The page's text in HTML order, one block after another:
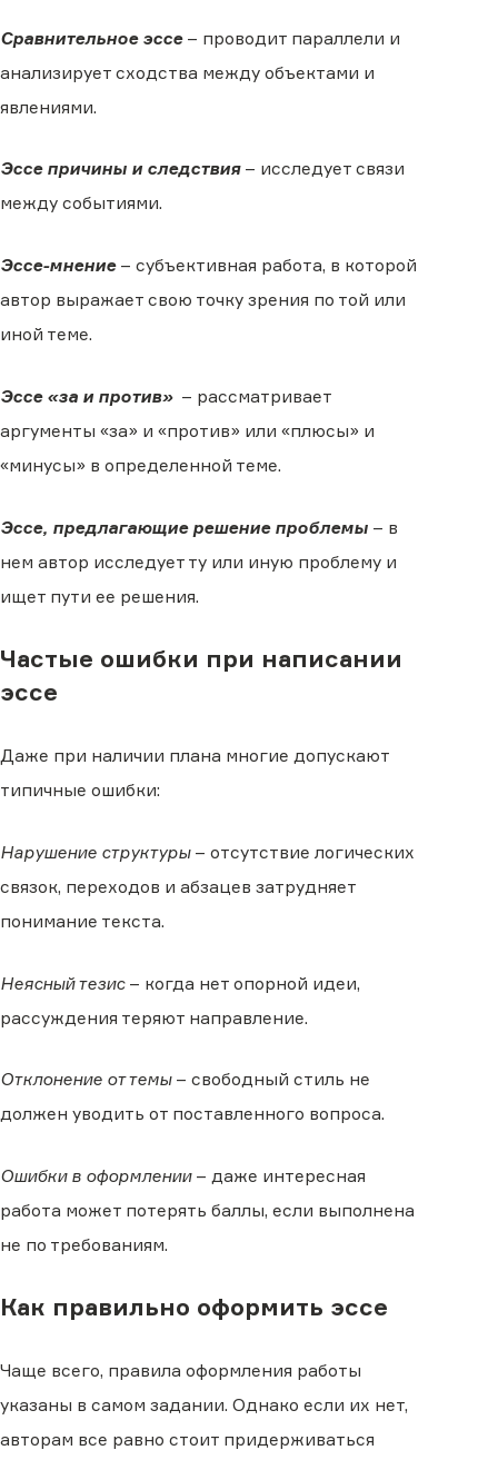
Сравнительное эссе– проводит параллели и
анализирует сходства между объектами и
явлениями.
Эссе причины и следствия– исследует связи
между событиями.
Эссе-мнение– субъективная работа, в которой
автор выражает свою точку зрения по той или
иной теме.
Эссе «за и против»– рассматривает
аргументы «за» и «против» или «плюсы» и
«минусы» в определенной теме.
Эссе, предлагающие решение проблемы – в
нем автор исследует ту или иную проблему и
ищет пути ее решения.
Частые ошибки при написании
эссе
Даже при наличии плана многие допускают
типичные ошибки:
Нарушение структуры– отсутствие логических
связок, переходов и абзацев затрудняет
понимание текста.
Неясный тезис– когда нет опорной идеи,
рассуждения теряют направление.
Отклонение от темы– свободный стиль не
должен уводить от поставленного вопроса.
Ошибки в оформлении– даже интересная
работа может потерять баллы, если выполнена
не по требованиям.
Как правильно оформить эссе
Чаще всего, правила оформления работы
указаны в самом задании. Однако если их нет,
авторам все равно стоит придерживаться